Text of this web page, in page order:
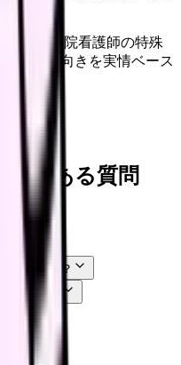
精神科病院看護師の特殊
向き不向きを実情ベース
よくある質問
？
いですか？
ですか？